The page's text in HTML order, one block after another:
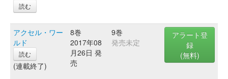
読む
アクセル・ワー
ルド
読む
(連載終了)
8巻
2017年08
月26日 発
売
9巻
発売未定
アラート登
録
(無料)